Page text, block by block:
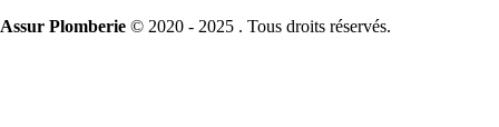
Assur Plomberie © 2020 - 2025 . Tous droits réservés.